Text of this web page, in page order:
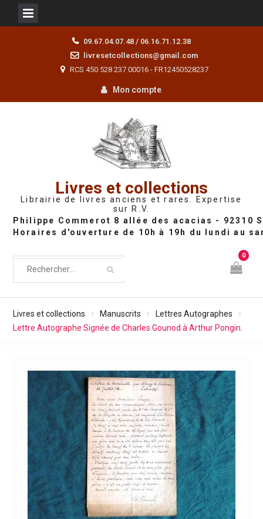
09.67.04.07.48 / 06.16.71.12.38
livresetcollections@gmail.com
RCS 450 528 237 00016 - FR12450528237
Mon compte
Livres et collections
Librairie de livres anciens et rares. Expertise
sur R.V.
0
Livres et collections Manuscrits
Lettres Autographes
Lettre Autographe Signée de Charles Gounod à Arthur Pongin.